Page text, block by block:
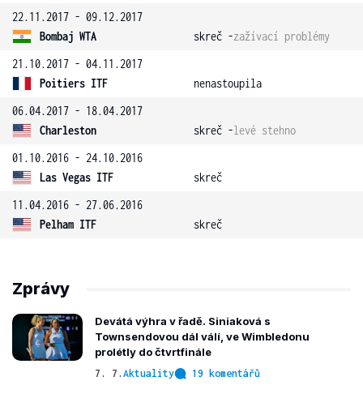
22.11.2017 - 09.12.2017
Bombaj WTA
skreč -zažívací problémy
21.10.2017 - 04.11.2017
Poitiers ITF
nenastoupila
06.04.2017 - 18.04.2017
Charleston
skreč -levé stehno
01.10.2016 - 24.10.2016
Las Vegas ITF
skreč
11.04.2016 - 27.06.2016
Pelham ITF
skreč
Zprávy
Devátá výhra v řadě. Siniaková s
Townsendovou dál válí, ve Wimbledonu
prolétly do čtvrtfinále
7. 7. Aktuality 19 komentářů